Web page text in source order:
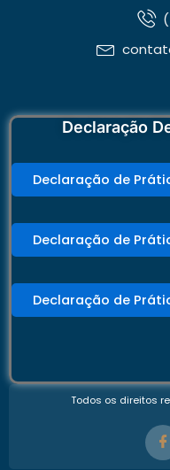
Declaração
Declaração de
Declaração de
Declaração de
Todos os direitos